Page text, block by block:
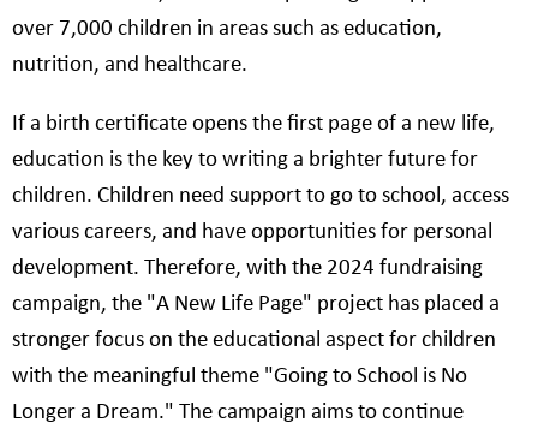
over 7,000 children in areas such as education,
nutrition, and healthcare.
If a birth certificate opens the first page of a new life,
education is the key to writing a brighter future for
children. Children need support to go to school, access
various careers, and have opportunities for personal
development. Therefore, with the 2024 fundraising
campaign, the "A New Life Page" project has placed a
stronger focus on the educational aspect for children
with the meaningful theme "Going to School is No
Longer a Dream." The campaign aims to continue